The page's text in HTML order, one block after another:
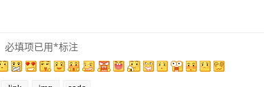
必填项已用*标注